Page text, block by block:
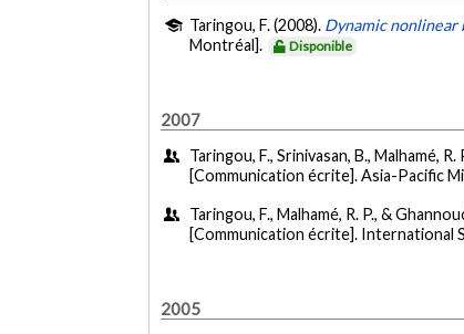
Taringou, F. (2008). Dynamic nonlinear
Montréal].
Disponible
2007
Taringou, F., Srinivasan, B., Malhamé,
[Communication écrite]. Asia-Pacific
Taringou, F., Malhamé, R. P., &
[Communication écrite]. International
2005